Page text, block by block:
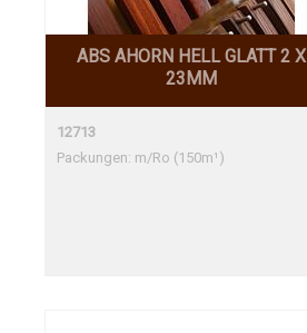
ABS AHORN HELL GLATT 2 X
23MM
12713
Packungen: m/Ro (150m¹)